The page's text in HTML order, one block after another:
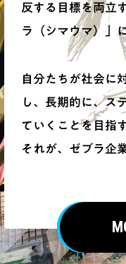
反する目標を両立
ラ（シマウマ）」
自分たちが社会に
し、長期的に、ス
ていくことを目指す
それが、ゼブラ企